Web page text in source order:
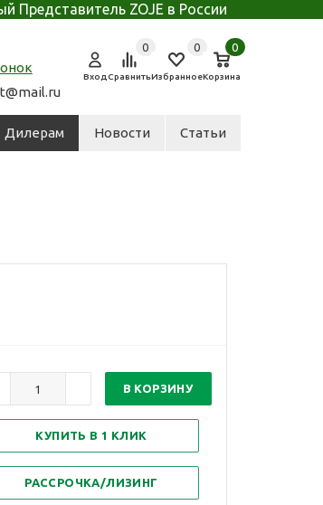
Представитель ZOJE в России
ВходСравнить
0
Избранное
0
Корзина
0
Дилерам Новости Статьи
В КОРЗИНУ
КУПИТЬ В 1 КЛИК
РАССРОЧКА/ЛИЗИНГ